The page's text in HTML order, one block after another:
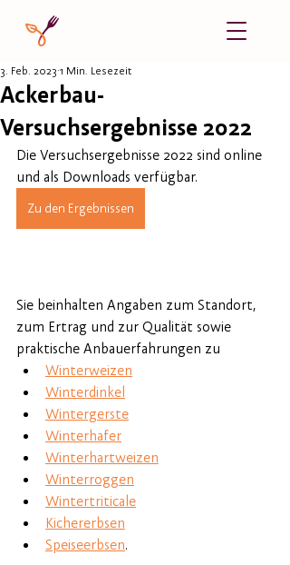
Ackerbau-
Versuchsergebnisse 2022
3. Feb. 2023 1 Min. Lesezeit
Die Versuchsergebnisse 2022 sind online
und als Downloads verfügbar.
Zu den Ergebnissen
Sie beinhalten Angaben zum Standort,
zum Ertrag und zur Qualität sowie
praktische Anbauerfahrungen zu
Winterweizen
Winterdinkel
Wintergerste
Winterhafer
Winterhartweizen
Winterroggen
Wintertriticale
Kichererbsen
Speiseerbsen.